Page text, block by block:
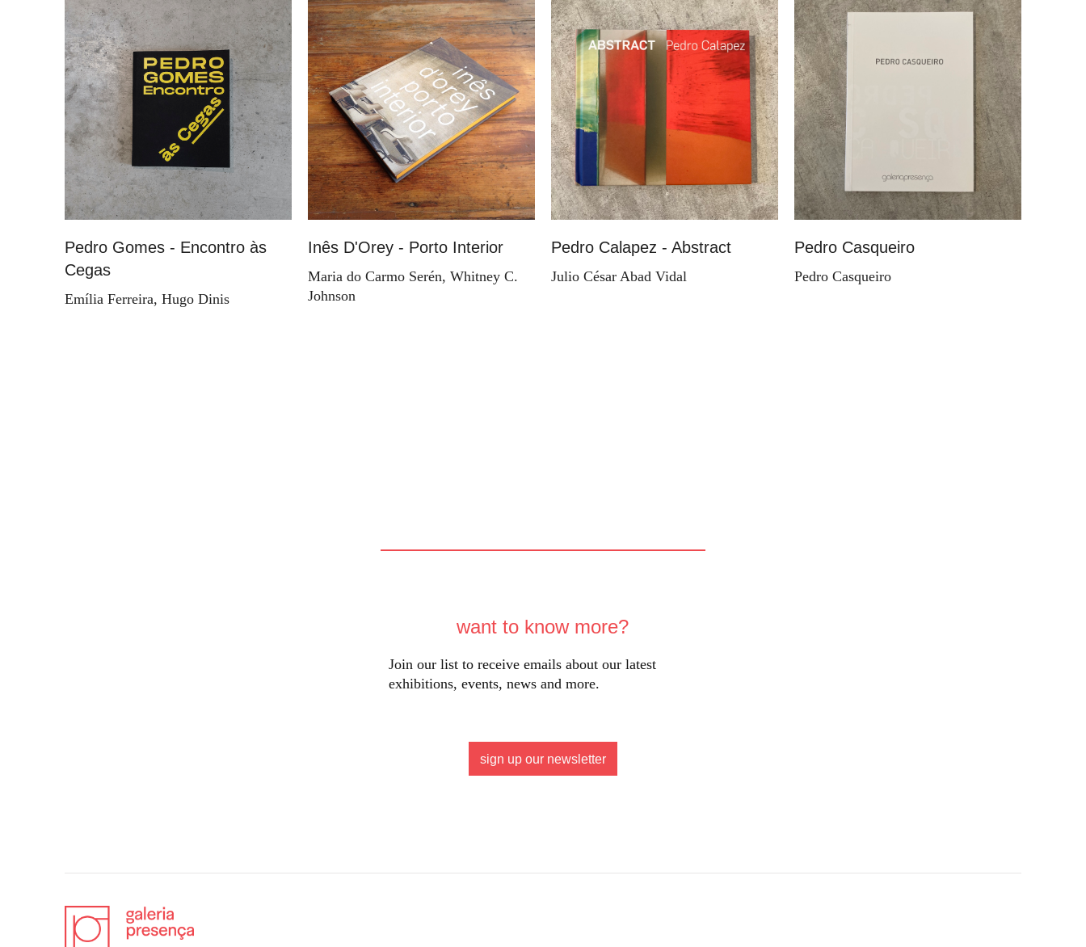
Pedro Gomes - Encontro às
Cegas
Emília Ferreira, Hugo Dinis
Inês D'Orey - Porto Interior
Maria do Carmo Serén, Whitney C.
Johnson
Pedro Calapez - Abstract
Julio César Abad Vidal
Pedro Casqueiro
Pedro Casqueiro
want to know more?
Join our list to receive emails about our latest
exhibitions, events, news and more.
sign up our newsletter